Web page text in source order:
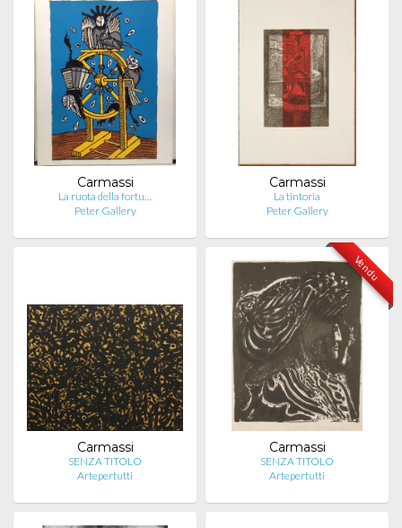
Carmassi
La ruota della fortu…
Peter Gallery
Carmassi
La tintoria
Peter Gallery
Carmassi
SENZA TITOLO
Artepertutti
Vendu
Carmassi
SENZA TITOLO
Artepertutti